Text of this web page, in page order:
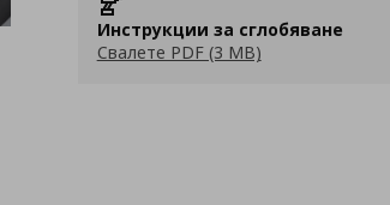
Инструкции за сглобяване
Свалете PDF (3 MB)